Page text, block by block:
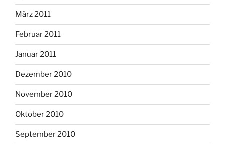
März 2011
Februar 2011
Januar 2011
Dezember 2010
November 2010
Oktober 2010
September 2010